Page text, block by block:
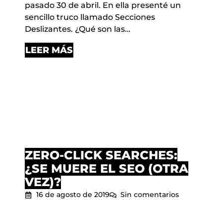
pasado 30 de abril. En ella presenté un
sencillo truco llamado Secciones
Deslizantes. ¿Qué son las…
LEER MÁS
ZERO-CLICK SEARCHES:
¿SE MUERE EL SEO (OTRA
VEZ)?
16 de agosto de 2019 Sin comentarios